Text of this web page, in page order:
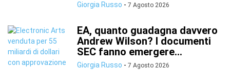
Giorgia Russo - 7 Agosto 2026
EA, quanto guadagna davvero
Andrew Wilson? I documenti
SEC fanno emergere...
Giorgia Russo - 7 Agosto 2026